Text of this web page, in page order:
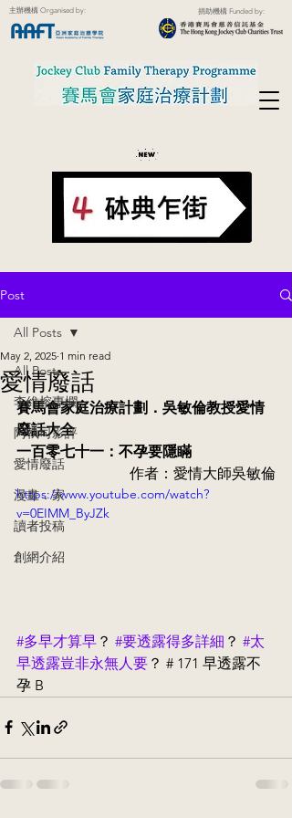
主辦機構 Organised by: 捐助機構 Funded by:
Post
All Posts
李維榕專欄
阿執司影評
愛情廢話
漫畫．家
讀者投稿
創網介紹
All Posts
愛情廢話
May 2, 2025 1 min read
賽馬會家庭治療計劃．吳敏倫教授愛情
廢話大全
一百零七十一：不孕要隱瞞
作者：愛情大師吳敏倫
https://www.youtube.com/watch?
v=0EIMM_ByJZk
#多早才算早 ？ #要透露得多詳細 ？ #太
早透露豈非永無人要 ？ # 171 早透露不
孕 B